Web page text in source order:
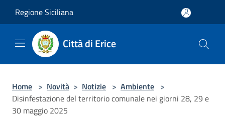
Regione Siciliana
Città di Erice
Home > Novità > Notizie > Ambiente >
Disinfestazione del territorio comunale nei giorni 28, 29 e
30 maggio 2025